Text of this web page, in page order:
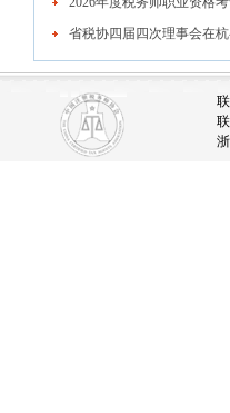
省税协四届四次理事会在